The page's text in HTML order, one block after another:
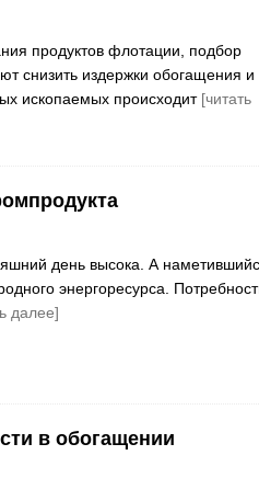
продуктов флотации, подбор
снизить издержки обогащения и
ископаемых происходит [читать
день высока. А
энергоресурса.
далее]
в обогащении